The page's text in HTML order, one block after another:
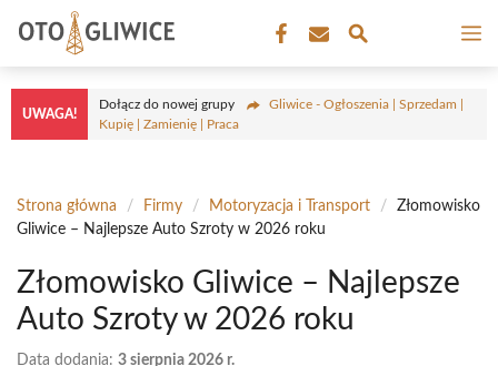
treści
UWAGA!
Dołącz do nowej grupy
Gliwice - Ogłoszenia | Sprzedam |
Kupię | Zamienię | Praca
Strona główna / Firmy / Motoryzacja i Transport /
Złomowisko
Gliwice – Najlepsze Auto Szroty w 2026 roku
Złomowisko Gliwice – Najlepsze
Auto Szroty w 2026 roku
Data dodania: 3 sierpnia 2026 r.